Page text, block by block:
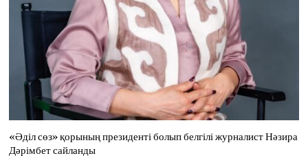
«Әділ сөз» қорының президенті болып белгілі журналист Нәзира
Дәрімбет сайланды